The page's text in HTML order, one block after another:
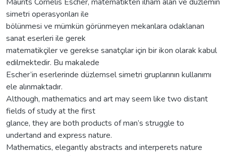
simetri operasyonları ile
bölünmesi ve mümkün görünmeyen mekanlara odaklanan
sanat eserleri ile gerek
matematikçiler ve gerekse sanatçılar için bir ikon olarak kabul
edilmektedir. Bu makalede
Escher’in eserlerinde düzlemsel simetri gruplarının kullanımı
ele alınmaktadır.
Although, mathematics and art may seem like two distant
fields of study at the first
glance, they are both products of man’s struggle to
undertand and express nature.
Mathematics, elegantly abstracts and interperets nature